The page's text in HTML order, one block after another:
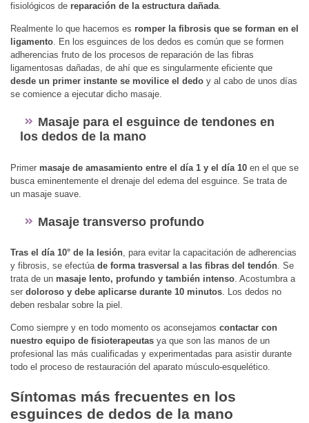
fisiológicos de reparación de la estructura dañada.
Realmente lo que hacemos es romper la fibrosis que se forman en el
ligamento. En los esguinces de los dedos es común que se formen
adherencias fruto de los procesos de reparación de las fibras
ligamentosas dañadas, de ahí que es singularmente eficiente que
desde un primer instante se movilice el dedo y al cabo de unos días
se comience a ejecutar dicho masaje.
Masaje para el esguince de tendones en
los dedos de la mano
Primer masaje de amasamiento entre el día 1 y el día 10 en el que se
busca eminentemente el drenaje del edema del esguince. Se trata de
un masaje suave.
Masaje transverso profundo
Tras el día 10° de la lesión, para evitar la capacitación de adherencias
y fibrosis, se efectúa de forma trasversal a las fibras del tendón. Se
trata de un masaje lento, profundo y también intenso. Acostumbra a
ser doloroso y debe aplicarse durante 10 minutos. Los dedos no
deben resbalar sobre la piel.
Como siempre y en todo momento os aconsejamos contactar con
nuestro equipo de fisioterapeutas ya que son las manos de un
profesional las más cualificadas y experimentadas para asistir durante
todo el proceso de restauración del aparato músculo-esquelético.
Síntomas más frecuentes en los
esguinces de dedos de la mano